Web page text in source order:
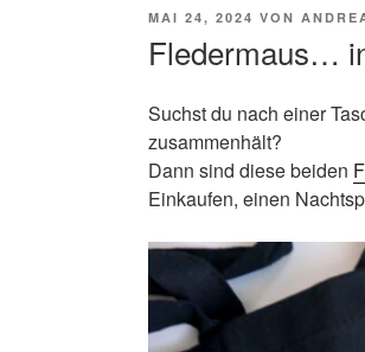
VERÖFFENTLICHT
MAI 24, 2024 VON
Fledermaus…
Suchst du nach einer
zusammenhält?
Dann sind diese beiden
Einkaufen, einen